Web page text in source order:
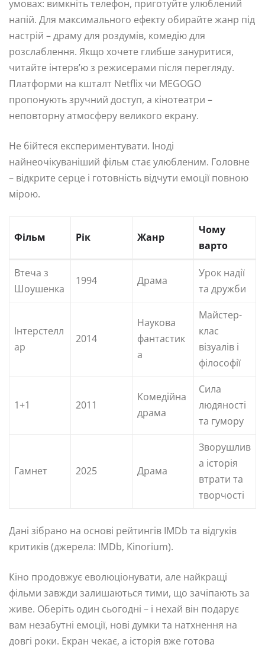
умовах: вимкніть телефон, приготуйте улюблений
напій. Для максимального ефекту обирайте жанр під
настрій – драму для роздумів, комедію для
розслаблення. Якщо хочете глибше зануритися,
читайте інтерв’ю з режисерами після перегляду.
Платформи на кшталт Netflix чи MEGOGO
пропонують зручний доступ, а кінотеатри –
неповторну атмосферу великого екрану.
Не бійтеся експериментувати. Іноді
найнеочікуваніший фільм стає улюбленим. Головне
– відкрите серце і готовність відчути емоції повною
мірою.
Фільм Рік Жанр
Чому
варто
Втеча з
Шоушенка
1994 Драма
Урок надії
та дружби
Інтерстелл
ар
2014
Наукова
фантастик
а
Майстер-
клас
візуалів і
філософії
1+1 2011
Комедійна
драма
Сила
людяності
та гумору
Гамнет 2025 Драма
Зворушлив
а історія
втрати та
творчості
Дані зібрано на основі рейтингів IMDb та відгуків
критиків (джерела: IMDb, Kinorium).
Кіно продовжує еволюціонувати, але найкращі
фільми завжди залишаються тими, що зачіпають за
живе. Оберіть один сьогодні – і нехай він подарує
вам незабутні емоції, нові думки та натхнення на
довгі роки. Екран чекає, а історія вже готова